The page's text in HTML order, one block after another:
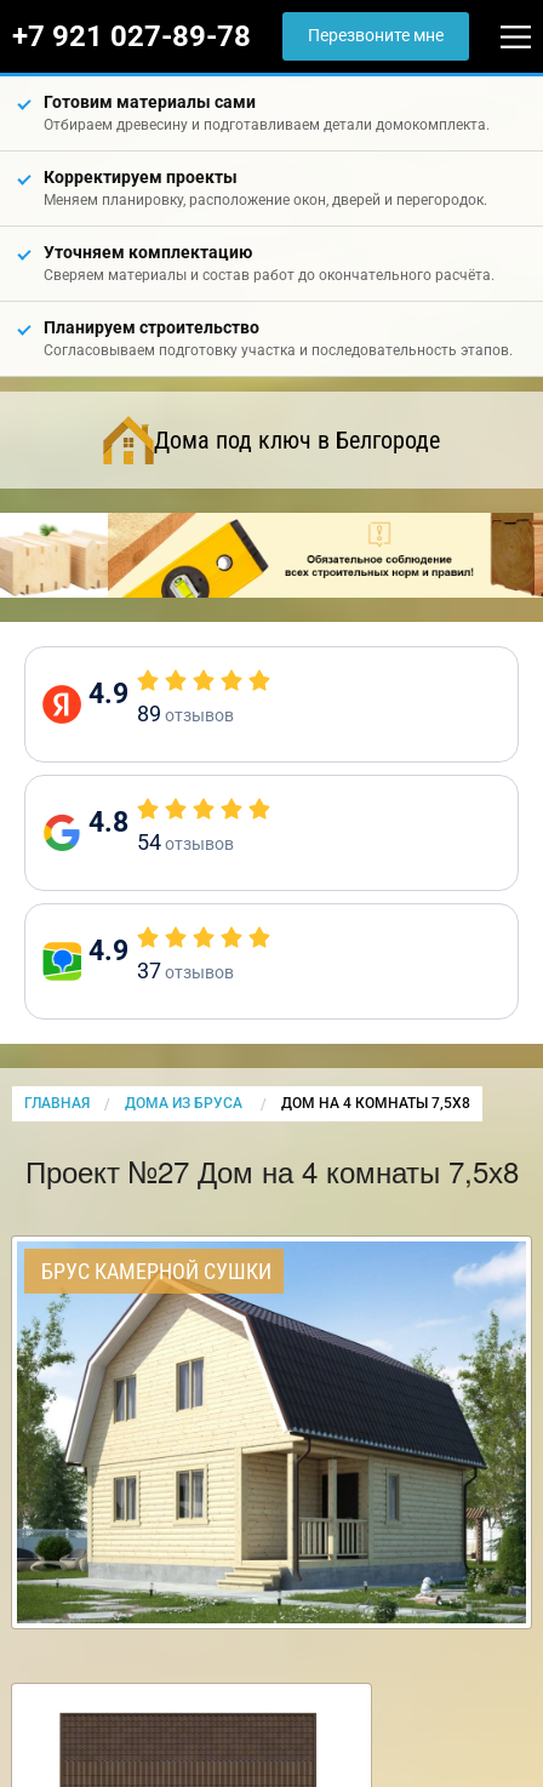
+7 921 027-89-78 Перезвоните мне
Готовим материалы сами
Отбираем древесину и подготавливаем детали домокомплекта.
Корректируем проекты
Меняем планировку, расположение окон, дверей и перегородок.
Уточняем комплектацию
Сверяем материалы и состав работ до окончательного расчёта.
Планируем строительство
Согласовываем подготовку участка и последовательность этапов.
Дома под ключ в Белгороде
4.9
89 отзывов
4.8
54отзывов
4.9
37отзывов
ГЛАВНАЯ ДОМА ИЗ БРУСА CURRENT:
ДОМ НА 4 КОМНАТЫ 7,5Х8
Проект №27 Дом на 4 комнаты 7,5х8
БРУС КАМЕРНОЙ СУШКИ